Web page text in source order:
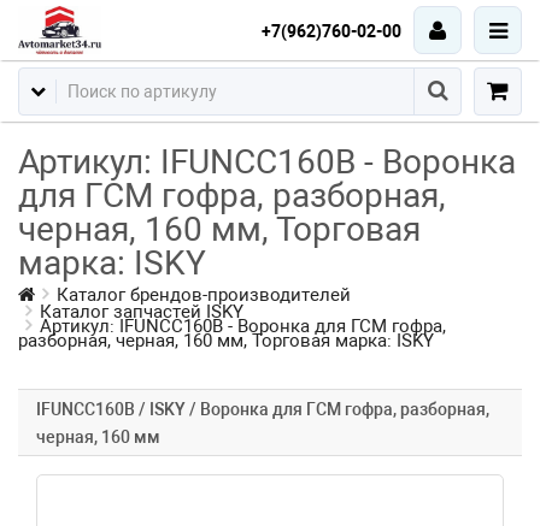
+7(962)760-02-00
Артикул: IFUNCC160B - Воронка
для ГСМ гофра, разборная,
черная, 160 мм, Торговая
марка: ISKY
Каталог брендов-производителей
Каталог запчастей ISKY
Артикул: IFUNCC160B - Воронка для ГСМ гофра,
разборная, черная, 160 мм, Торговая марка: ISKY
IFUNCC160B / ISKY / Воронка для ГСМ гофра, разборная,
черная, 160 мм